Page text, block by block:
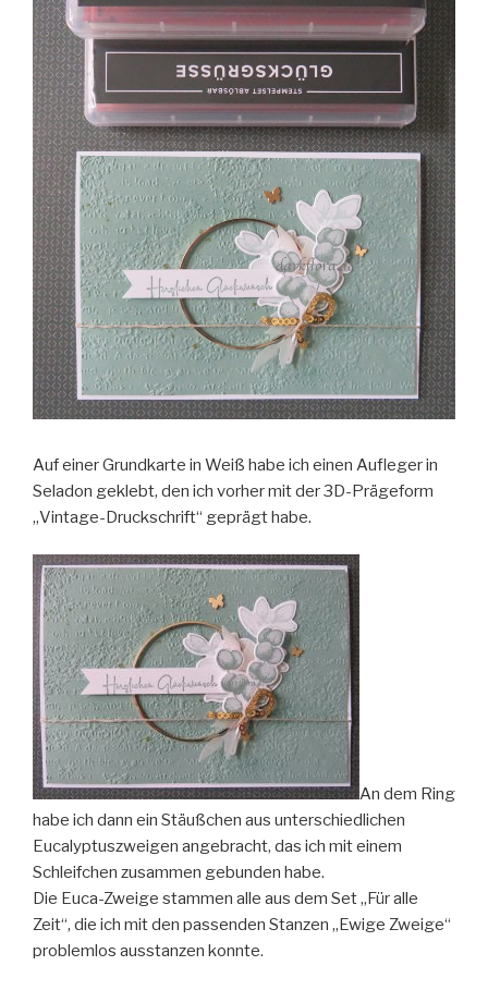
Auf einer Grundkarte in Weiß habe ich einen Aufleger in
Seladon geklebt, den ich vorher mit der 3D-Prägeform
„Vintage-Druckschrift“ geprägt habe.
An dem Ring
habe ich dann ein Stäußchen aus unterschiedlichen
Eucalyptuszweigen angebracht, das ich mit einem
Schleifchen zusammen gebunden habe.
Die Euca-Zweige stammen alle aus dem Set „Für alle
Zeit“, die ich mit den passenden Stanzen „Ewige Zweige“
problemlos ausstanzen konnte.